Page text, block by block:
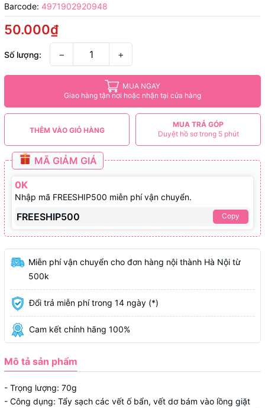
Barcode: 4971902920948
50.000₫
Số lượng: − +
MUA NGAY
Giao hàng tận nơi hoặc nhận tại cửa hàng
THÊM VÀO GIỎ HÀNG
MUA TRẢ GÓP
Duyệt hồ sơ trong 5 phút
MÃ GIẢM GIÁ
0K
Nhập mã FREESHIP500 miễn phí vận chuyển.
FREESHIP500 Copy
Miễn phí vận chuyển cho đơn hàng nội thành Hà Nội từ
500k
Đổi trả miễn phí trong 14 ngày (*)
Cam kết chính hãng 100%
Mô tả sản phẩm
- Trọng lượng: 70g
- Công dụng: Tẩy sạch các vết ố bẩn, vết dơ bám vào lồng giặt